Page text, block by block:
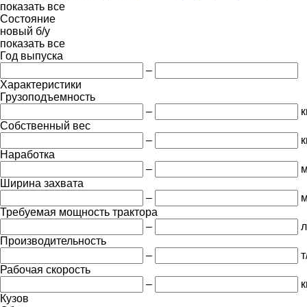
показать все
Состояние
новый б/у
показать все
Год выпуска
–
Характеристики
Грузоподъемность
–
Собственный вес
–
Наработка
–
Ширина захвата
–
м
Требуемая мощность трактора
–
Производительность
–
Рабочая скорость
–
Кузов